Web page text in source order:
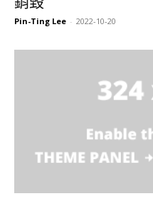
Pin-Ting Lee - 2022-10-20